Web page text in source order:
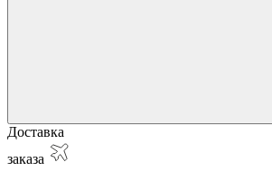
Доставка
заказа